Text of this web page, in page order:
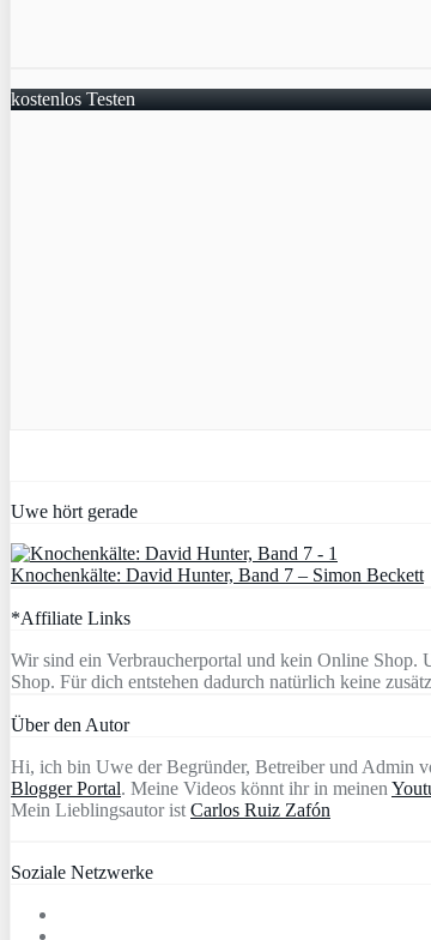
kostenlos Testen
Uwe hört gerade
Knochenkälte: David Hunter, Band 7 – Simon Beckett
*Affiliate Links
Wir sind ein Verbraucherportal und kein Online
Shop. Für dich entstehen dadurch natürlich keine
Über den Autor
Hi, ich bin Uwe der Begründer, Betreiber und Admin
Blogger Portal. Meine Videos könnt ihr in meinen
Mein Lieblingsautor ist Carlos Ruiz Zafón
Soziale Netzwerke